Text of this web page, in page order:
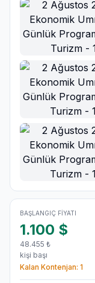
BAŞLANGIÇ FIYATI
1.100 $
48.455 ₺
kişi başı
Kalan Kontenjan: 1